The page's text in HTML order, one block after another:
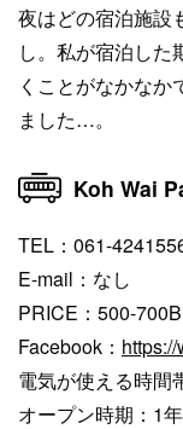
夜はどの宿泊施設
し。私が宿泊した
くことがなかな
ました…。
Koh Wai
TEL：061-
E-mail：なし
PRICE：500-
Facebook：
電気が使える時間
オープン時期：1